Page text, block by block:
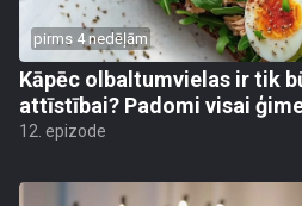
pirms 4 nedēļām
Kāpēc olbaltumvielas ir tik
attīstībai? Padomi visai
12. epizode